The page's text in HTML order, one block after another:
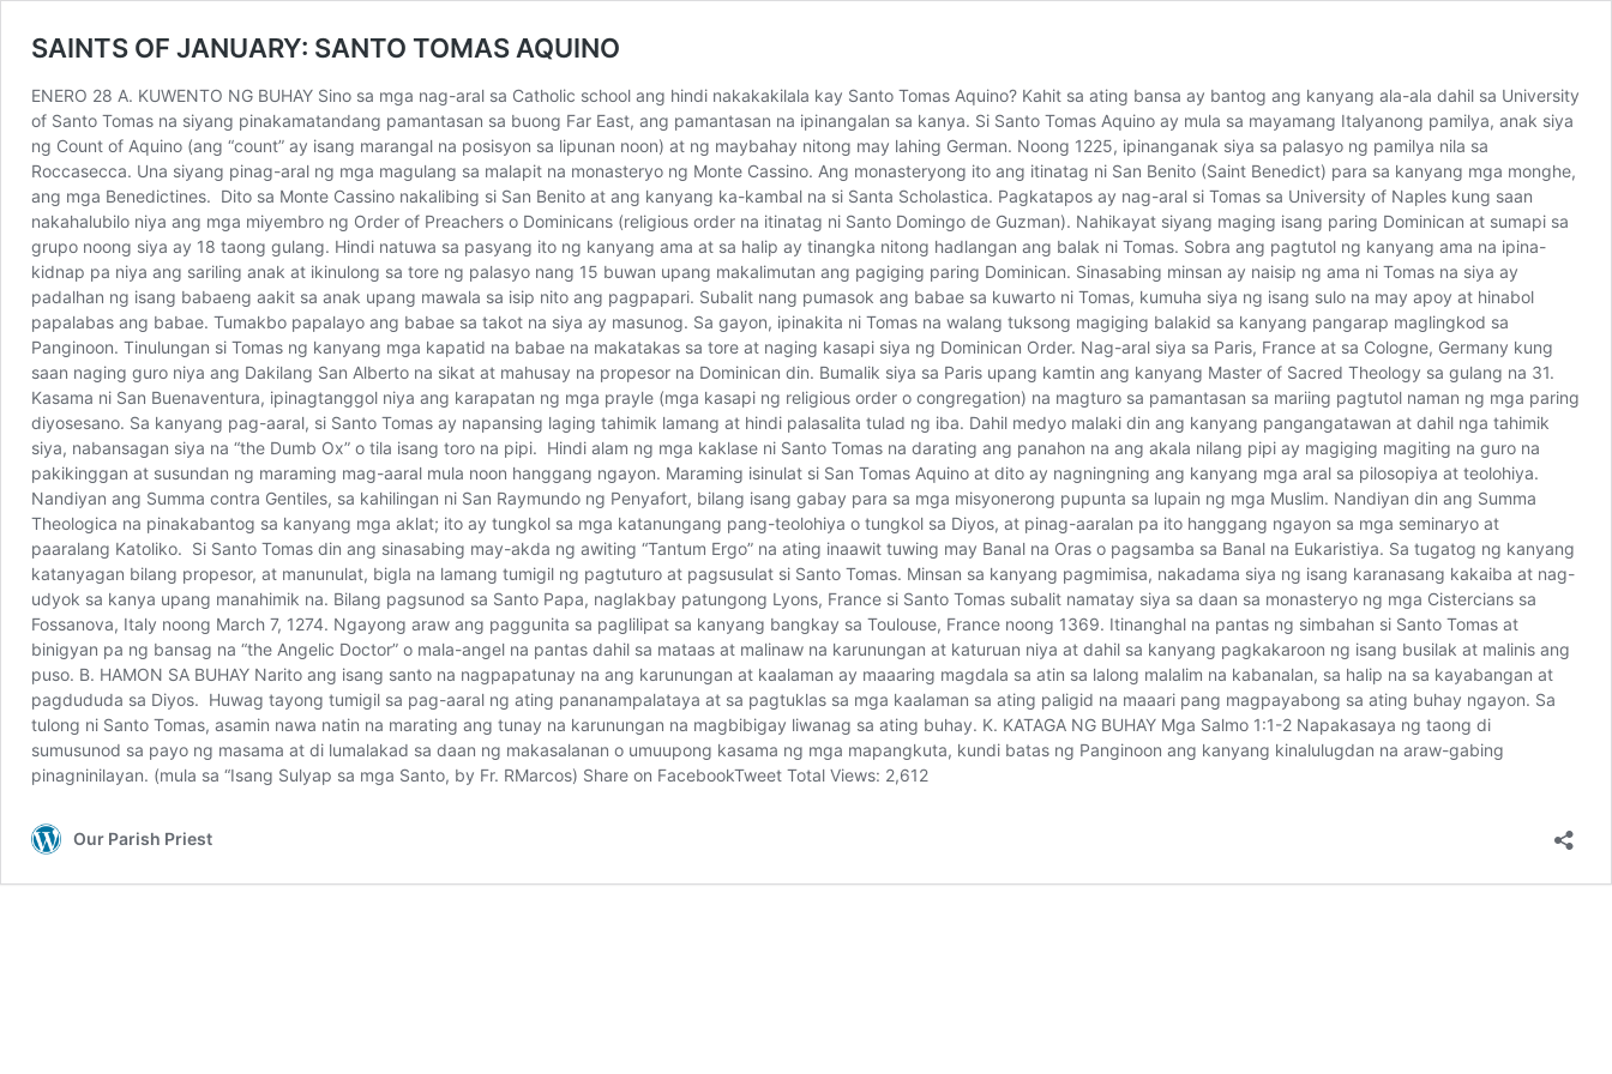
SAINTS OF JANUARY: SANTO TOMAS AQUINO
ENERO 28 A. KUWENTO NG BUHAY Sino sa mga nag-aral sa Catholic school ang hindi nakakakilala kay Santo Tomas Aquino? Kahit sa ating bansa ay bantog ang kanyang ala-ala dahil sa University
of Santo Tomas na siyang pinakamatandang pamantasan sa buong Far East, ang pamantasan na ipinangalan sa kanya. Si Santo Tomas Aquino ay mula sa mayamang Italyanong pamilya, anak siya
ng Count of Aquino (ang “count” ay isang marangal na posisyon sa lipunan noon) at ng maybahay nitong may lahing German. Noong 1225, ipinanganak siya sa palasyo ng pamilya nila sa
Roccasecca. Una siyang pinag-aral ng mga magulang sa malapit na monasteryo ng Monte Cassino. Ang monasteryong ito ang itinatag ni San Benito (Saint Benedict) para sa kanyang mga monghe,
ang mga Benedictines. Dito sa Monte Cassino nakalibing si San Benito at ang kanyang ka-kambal na si Santa Scholastica. Pagkatapos ay nag-aral si Tomas sa University of Naples kung saan
nakahalubilo niya ang mga miyembro ng Order of Preachers o Dominicans (religious order na itinatag ni Santo Domingo de Guzman). Nahikayat siyang maging isang paring Dominican at sumapi sa
grupo noong siya ay 18 taong gulang. Hindi natuwa sa pasyang ito ng kanyang ama at sa halip ay tinangka nitong hadlangan ang balak ni Tomas. Sobra ang pagtutol ng kanyang ama na ipina-
kidnap pa niya ang sariling anak at ikinulong sa tore ng palasyo nang 15 buwan upang makalimutan ang pagiging paring Dominican. Sinasabing minsan ay naisip ng ama ni Tomas na siya ay
padalhan ng isang babaeng aakit sa anak upang mawala sa isip nito ang pagpapari. Subalit nang pumasok ang babae sa kuwarto ni Tomas, kumuha siya ng isang sulo na may apoy at hinabol
papalabas ang babae. Tumakbo papalayo ang babae sa takot na siya ay masunog. Sa gayon, ipinakita ni Tomas na walang tuksong magiging balakid sa kanyang pangarap maglingkod sa
Panginoon. Tinulungan si Tomas ng kanyang mga kapatid na babae na makatakas sa tore at naging kasapi siya ng Dominican Order. Nag-aral siya sa Paris, France at sa Cologne, Germany kung
saan naging guro niya ang Dakilang San Alberto na sikat at mahusay na propesor na Dominican din. Bumalik siya sa Paris upang kamtin ang kanyang Master of Sacred Theology sa gulang na 31.
Kasama ni San Buenaventura, ipinagtanggol niya ang karapatan ng mga prayle (mga kasapi ng religious order o congregation) na magturo sa pamantasan sa mariing pagtutol naman ng mga paring
diyosesano. Sa kanyang pag-aaral, si Santo Tomas ay napansing laging tahimik lamang at hindi palasalita tulad ng iba. Dahil medyo malaki din ang kanyang pangangatawan at dahil nga tahimik
siya, nabansagan siya na “the Dumb Ox” o tila isang toro na pipi. Hindi alam ng mga kaklase ni Santo Tomas na darating ang panahon na ang akala nilang pipi ay magiging magiting na guro na
pakikinggan at susundan ng maraming mag-aaral mula noon hanggang ngayon. Maraming isinulat si San Tomas Aquino at dito ay nagningning ang kanyang mga aral sa pilosopiya at teolohiya.
Nandiyan ang Summa contra Gentiles, sa kahilingan ni San Raymundo ng Penyafort, bilang isang gabay para sa mga misyonerong pupunta sa lupain ng mga Muslim. Nandiyan din ang Summa
Theologica na pinakabantog sa kanyang mga aklat; ito ay tungkol sa mga katanungang pang-teolohiya o tungkol sa Diyos, at pinag-aaralan pa ito hanggang ngayon sa mga seminaryo at
paaralang Katoliko. Si Santo Tomas din ang sinasabing may-akda ng awiting “Tantum Ergo” na ating inaawit tuwing may Banal na Oras o pagsamba sa Banal na Eukaristiya. Sa tugatog ng kanyang
katanyagan bilang propesor, at manunulat, bigla na lamang tumigil ng pagtuturo at pagsusulat si Santo Tomas. Minsan sa kanyang pagmimisa, nakadama siya ng isang karanasang kakaiba at nag-
udyok sa kanya upang manahimik na. Bilang pagsunod sa Santo Papa, naglakbay patungong Lyons, France si Santo Tomas subalit namatay siya sa daan sa monasteryo ng mga Cistercians sa
Fossanova, Italy noong March 7, 1274. Ngayong araw ang paggunita sa paglilipat sa kanyang bangkay sa Toulouse, France noong 1369. Itinanghal na pantas ng simbahan si Santo Tomas at
binigyan pa ng bansag na “the Angelic Doctor” o mala-angel na pantas dahil sa mataas at malinaw na karunungan at katuruan niya at dahil sa kanyang pagkakaroon ng isang busilak at malinis ang
puso. B. HAMON SA BUHAY Narito ang isang santo na nagpapatunay na ang karunungan at kaalaman ay maaaring magdala sa atin sa lalong malalim na kabanalan, sa halip na sa kayabangan at
pagdududa sa Diyos. Huwag tayong tumigil sa pag-aaral ng ating pananampalataya at sa pagtuklas sa mga kaalaman sa ating paligid na maaari pang magpayabong sa ating buhay ngayon. Sa
tulong ni Santo Tomas, asamin nawa natin na marating ang tunay na karunungan na magbibigay liwanag sa ating buhay. K. KATAGA NG BUHAY Mga Salmo 1:1-2 Napakasaya ng taong di
sumusunod sa payo ng masama at di lumalakad sa daan ng makasalanan o umuupong kasama ng mga mapangkuta, kundi batas ng Panginoon ang kanyang kinalulugdan na araw-gabing
pinagninilayan. (mula sa “Isang Sulyap sa mga Santo, by Fr. RMarcos) Share on FacebookTweet Total Views: 2,612
Our Parish Priest